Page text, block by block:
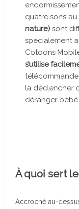
quatre sons
nature) sont
spécialement
Cotoons
s’utilise
la déclencher
déranger bébé.
À quoi sert
Accroché au-